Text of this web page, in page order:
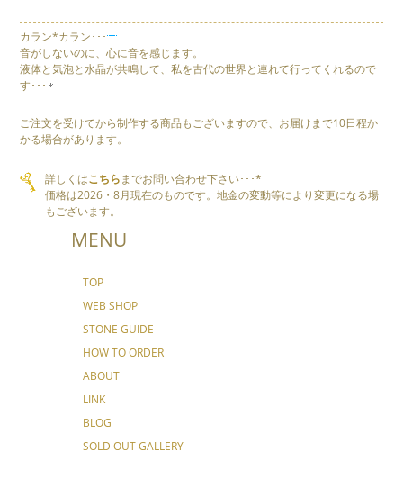
カラン*カラン･･･
音がしないのに、心に音を感じます。
液体と気泡と水晶が共鳴して、私を古代の世界と連れて行ってくれるので
す･･･
ご注文を受けてから制作する商品もございますので、お届けまで10日程か
かる場合があります。
詳しくはこちらまでお問い合わせ下さい･･･*
価格は2026・8月現在のものです。地金の変動等により変更になる場
もございます。
MENU
TOP
WEB SHOP
STONE GUIDE
HOW TO ORDER
ABOUT
LINK
BLOG
SOLD OUT GALLERY